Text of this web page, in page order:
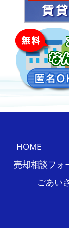
HOME
売却相談フォ
ごあい